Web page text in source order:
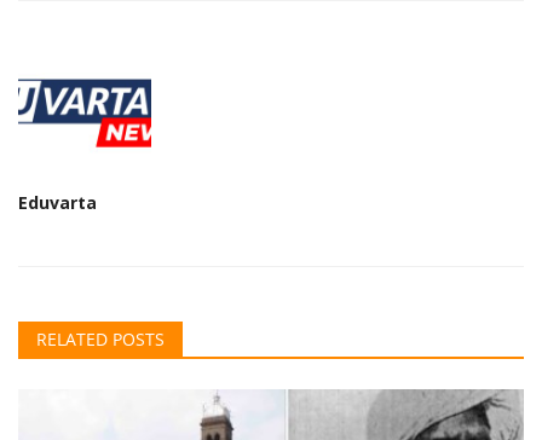
Eduvarta
RELATED POSTS